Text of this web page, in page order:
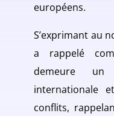
européens.
S’exprimant au
a rappelé
demeure
internationale
conflits,